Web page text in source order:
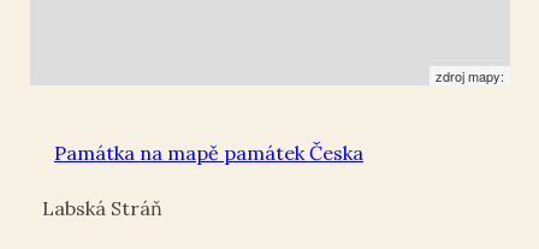
zdroj mapy:
Památka na mapě památek Česka
Labská Stráň